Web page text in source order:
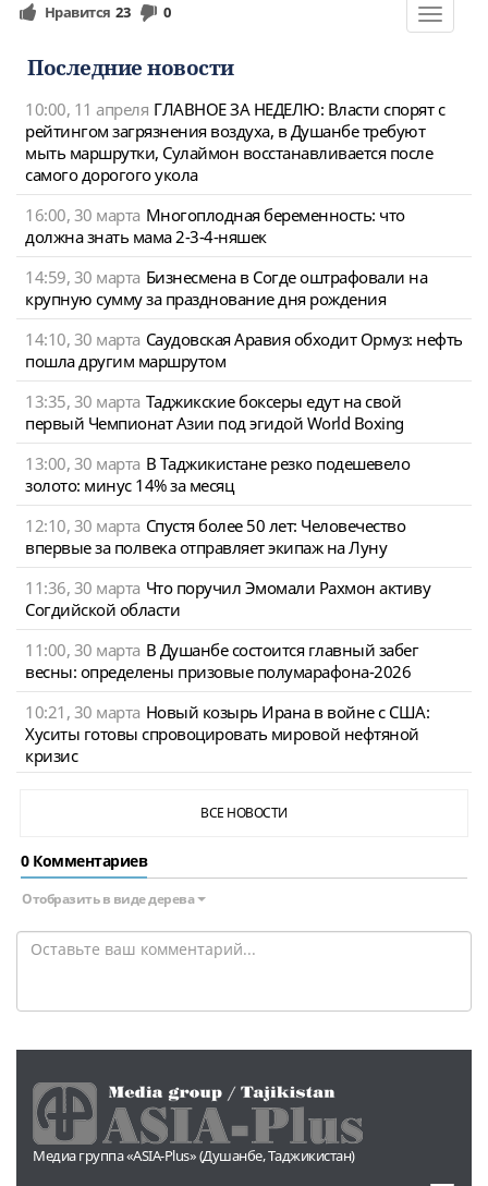
Toggle
Нравится 23 0
Последние новости
10:00, 11 апреля ГЛАВНОЕ ЗА НЕДЕЛЮ: Власти спорят с
рейтингом загрязнения воздуха, в Душанбе требуют
мыть маршрутки, Сулаймон восстанавливается после
самого дорогого укола
16:00, 30 марта Многоплодная беременность: что
должна знать мама 2-3-4-няшек
14:59, 30 марта Бизнесмена в Согде оштрафовали на
крупную сумму за празднование дня рождения
14:10, 30 марта Саудовская Аравия обходит Ормуз: нефть
пошла другим маршрутом
13:35, 30 марта Таджикские боксеры едут на свой
первый Чемпионат Азии под эгидой World Boxing
13:00, 30 марта В Таджикистане резко подешевело
золото: минус 14% за месяц
12:10, 30 марта Спустя более 50 лет: Человечество
впервые за полвека отправляет экипаж на Луну
11:36, 30 марта Что поручил Эмомали Рахмон активу
Согдийской области
11:00, 30 марта В Душанбе состоится главный забег
весны: определены призовые полумарафона-2026
10:21, 30 марта Новый козырь Ирана в войне с США:
Хуситы готовы спровоцировать мировой нефтяной
кризис
ВСЕ НОВОСТИ
0 Комментариев
Отобразить в виде дерева
Медиа группа «ASIA-Plus» (Душанбе, Таджикистан)